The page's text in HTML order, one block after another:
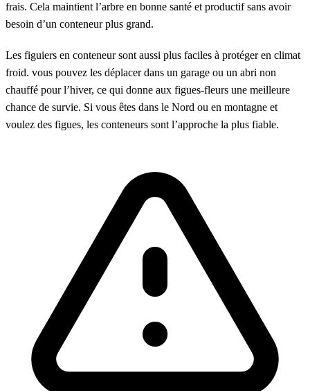
frais. Cela maintient l’arbre en bonne santé et productif sans avoir
besoin d’un conteneur plus grand.
Les figuiers en conteneur sont aussi plus faciles à protéger en climat
froid. vous pouvez les déplacer dans un garage ou un abri non
chauffé pour l’hiver, ce qui donne aux figues-fleurs une meilleure
chance de survie. Si vous êtes dans le Nord ou en montagne et
voulez des figues, les conteneurs sont l’approche la plus fiable.